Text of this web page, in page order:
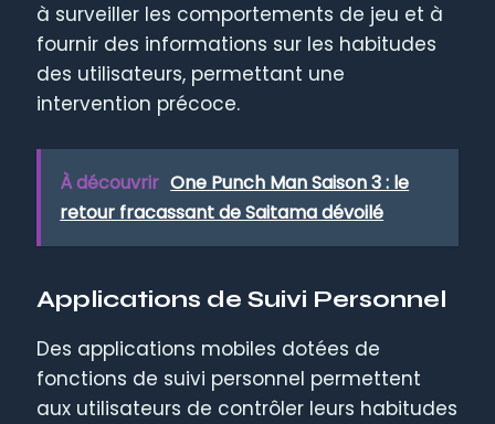
à surveiller les comportements de jeu et à
fournir des informations sur les habitudes
des utilisateurs, permettant une
intervention précoce.
À découvrir One Punch Man Saison 3 : le
retour fracassant de Saitama dévoilé
Applications de Suivi Personnel
Des applications mobiles dotées de
fonctions de suivi personnel permettent
aux utilisateurs de contrôler leurs habitudes